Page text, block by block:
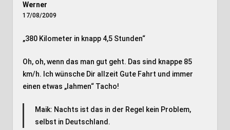
Werner
17/08/2009
„380 Kilometer in knapp 4,5 Stunden“
Oh, oh, wenn das man gut geht. Das sind knappe 85
km/h. Ich wünsche Dir allzeit Gute Fahrt und immer
einen etwas „lahmen“ Tacho!
Maik: Nachts ist das in der Regel kein Problem,
selbst in Deutschland.